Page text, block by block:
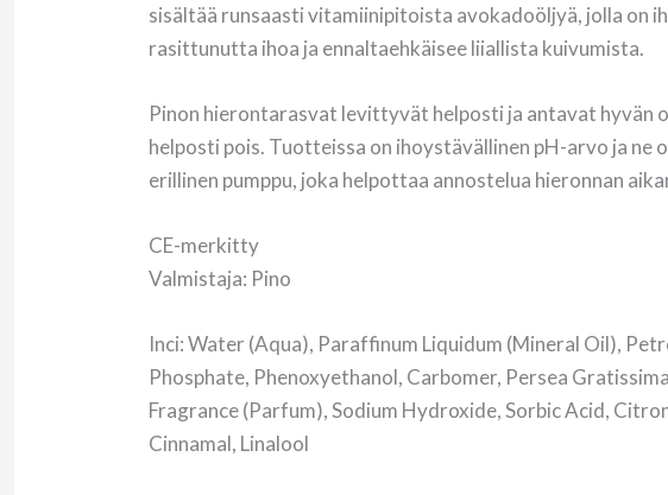
sisältää runsaasti vitamiinipitoista avokadoöljyä, jolla on
rasittunutta ihoa ja ennaltaehkäisee liiallista kuivumista.
Pinon hierontarasvat levittyvät helposti ja antavat hyvän
helposti pois. Tuotteissa on ihoystävällinen pH-arvo ja
erillinen pumppu, joka helpottaa annostelua hieronnan
CE-merkitty
Valmistaja: Pino
Inci: Water (Aqua), Paraffinum Liquidum (Mineral Oil),
Phosphate, Phenoxyethanol, Carbomer, Persea
Fragrance (Parfum), Sodium Hydroxide, Sorbic Acid,
Cinnamal, Linalool